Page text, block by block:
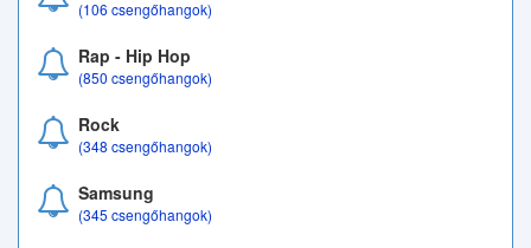
(106 csengőhangok)
Rap - Hip Hop
(850 csengőhangok)
Rock
(348 csengőhangok)
Samsung
(345 csengőhangok)